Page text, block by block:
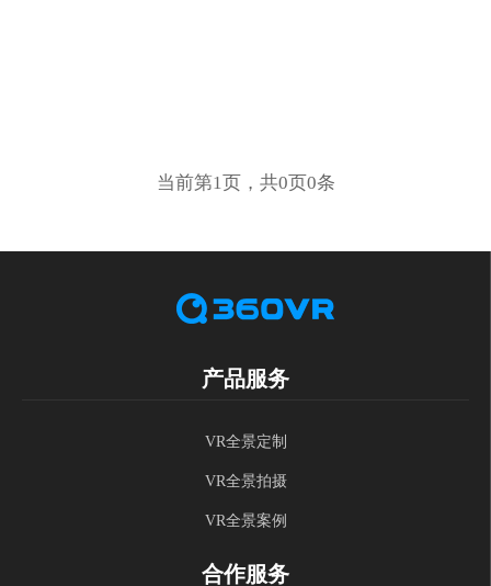
当前第1页，共0页0条
产品服务
VR全景定制
VR全景拍摄
VR全景案例
合作服务